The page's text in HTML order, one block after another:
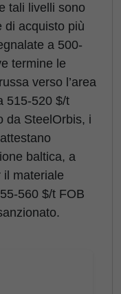
tali livelli sono
di acquisto più
a 500-
termine le
verso l’area
515-520 $/t
da SteelOrbis, i
baltica, a
il materiale
560 $/t FOB